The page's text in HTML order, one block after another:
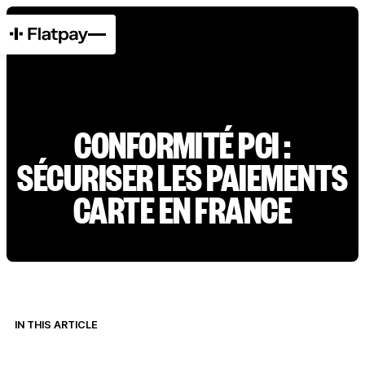
CONFORMITÉ PCI :
SÉCURISER LES PAIEMENTS
CARTE EN FRANCE
IN THIS ARTICLE